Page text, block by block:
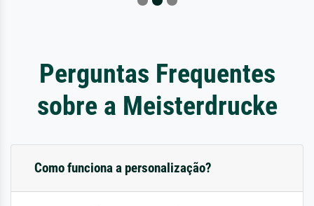
Perguntas Frequentes
sobre a Meisterdrucke
Como funciona a personalização?